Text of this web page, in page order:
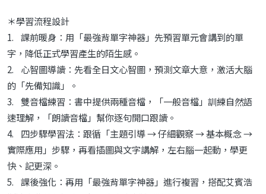
＊學習流程設計
1. 課前暖身：用「最強背單字神器」先預習單元會講到的單
字，降低正式學習產生的陌生感。
2. 心智圖導讀：先看全日文心智圖，預測文章大意，激活大腦
的「先備知識」。
3. 雙音檔練習：書中提供兩種音檔，「一般音檔」訓練自然語
速理解，「朗讀音檔」幫你逐句開口跟讀。
4. 四步驟學習法：跟循「主題引導 → 仔細觀察 → 基本概念 →
實際應用」步驟，再看插圖與文字講解，左右腦一起動，學更
快、記更深。
5. 課後強化：再用「最強背單字神器」進行複習，搭配艾賓浩